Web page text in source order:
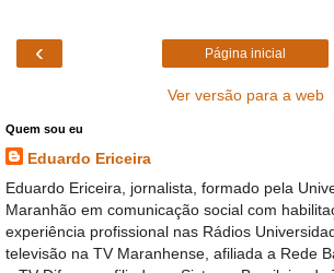
‹ Página inicial
Ver versão para a web
Quem sou eu
Eduardo Ericeira
Eduardo Ericeira, jornalista, formado pela
Maranhão em comunicação social com
experiência profissional nas Rádios
televisão na TV Maranhense, afiliada a Rede